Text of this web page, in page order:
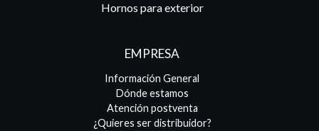
Hornos para exterior
EMPRESA
Información General
Dónde estamos
Atención postventa
¿Quieres ser distribuidor?